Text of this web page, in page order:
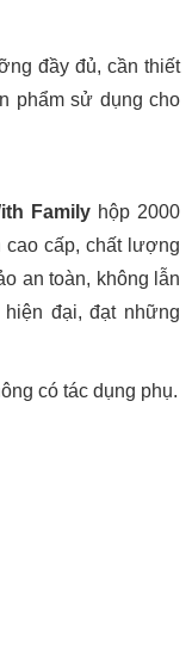
đầy đủ, cần thiết
phẩm sử dụng cho
Family hộp 2000
cấp, chất lượng
an toàn, không lẫn
đại, đạt những
có tác dụng phụ.